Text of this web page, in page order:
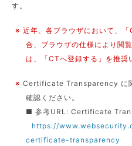
す。
※ 近年、各ブラウザにおいて、
合、ブラウザの仕様により閲
は、「CTへ登録する」を推奨
※Certificate Transparency に
確認ください。
■ 参考URL: Certificate
https://
certificate-transparency